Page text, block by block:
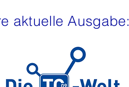
aktuelle Ausgabe: